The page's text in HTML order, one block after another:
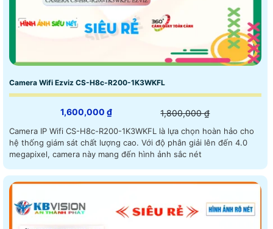
Camera Wifi Ezviz CS-H8c-R200-1K3WKFL
1,600,000 ₫ 1,800,000 ₫
Camera IP Wifi CS-H8c-R200-1K3WKFL là lựa chọn hoàn hảo cho
hệ thống giám sát chất lượng cao. Với độ phân giải lên đến 4.0
megapixel, camera này mang đến hình ảnh sắc nét